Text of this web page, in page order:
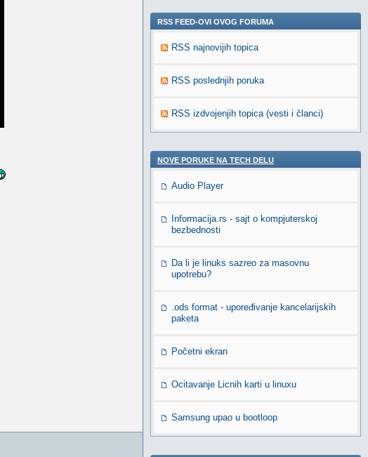
RSS FEED-OVI OVOG FORUMA
RSS najnovijih topica
RSS poslednjih poruka
RSS izdvojenjih topica (vesti i članci)
NOVE PORUKE NA TECH DELU
Audio Player
Informacija.rs - sajt o kompjuterskoj
bezbednosti
Da li je linuks sazreo za masovnu
upotrebu?
.ods format - upoređivanje kancelarijskih
paketa
Početni ekran
Ocitavanje Licnih karti u linuxu
Samsung upao u bootloop